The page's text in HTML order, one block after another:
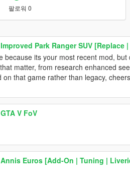
팔로워 0
Improved Park Ranger SUV [Replace
because its your most recent mod,
matter, from research enhanced
on that game rather than legacy, cheers
GTA V FoV
Annis Euros [Add-On | Tuning |